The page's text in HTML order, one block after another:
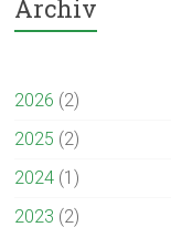
Archiv
2026 (2)
2025 (2)
2024 (1)
2023 (2)